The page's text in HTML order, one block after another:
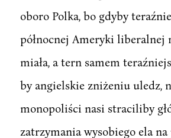
oboro Polka, bo gdyby
północnej Ameryki liberalnej
miała, a tern samem
by angielskie zniżeniu uledz,
monopoliści nasi straciliby
zatrzymania wysobiego ela na